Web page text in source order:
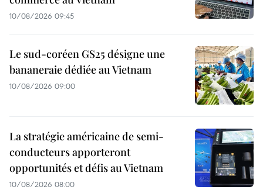
10/08/2026 09:45
Le sud-coréen GS25 désigne une
bananeraie dédiée au Vietnam
10/08/2026 09:00
La stratégie américaine de semi-
conducteurs apporteront
opportunités et défis au Vietnam
10/08/2026 08:00